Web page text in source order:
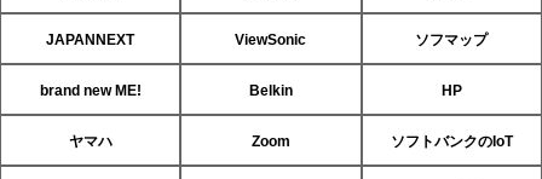
JAPANNEXT ViewSonic ソフマップ
brand new ME! Belkin HP
ヤマハ Zoom ソフトバンクのIoT